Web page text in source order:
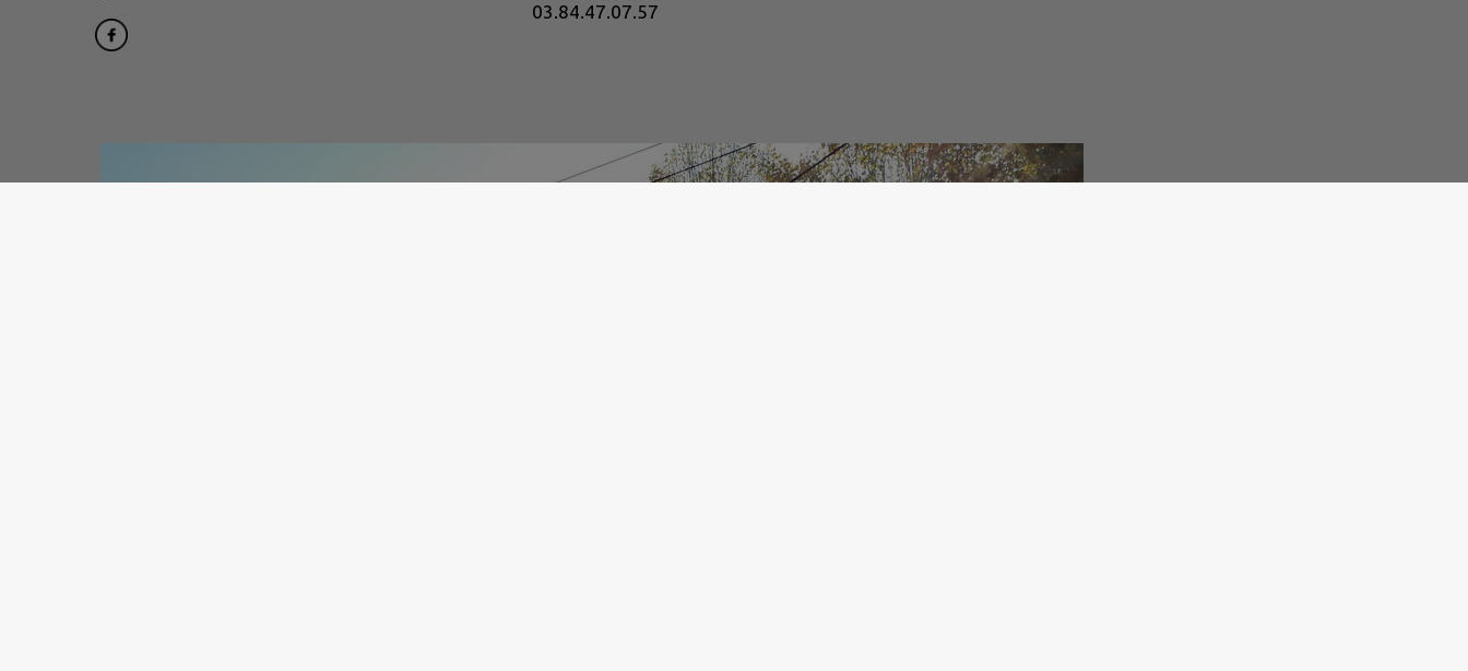
03.84.47.07.57